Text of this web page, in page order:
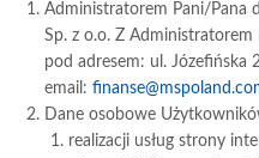
Administratorem Pani/Pana
Sp. z o.o. Z
pod adresem: ul. Józefińska
email:
Dane osobowe
realizacji usług strony